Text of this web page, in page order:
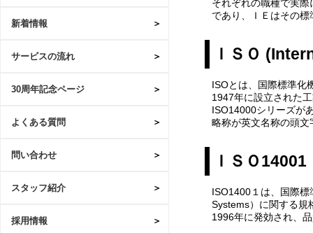
新着情報
サービスの流れ
30周年記念ページ
よくある質問
問い合わせ
スタッフ紹介
採用情報
それぞれの職種で実
であり、ＩＥはその
ＩＳＯ
ISOとは、国際標準化
1947年に設立された
ISO14000シリーズが
略称が英文名称の頭
ＩＳＯ14001
ISO1400１は、国際
Systems）に関する規
1996年に発効され、